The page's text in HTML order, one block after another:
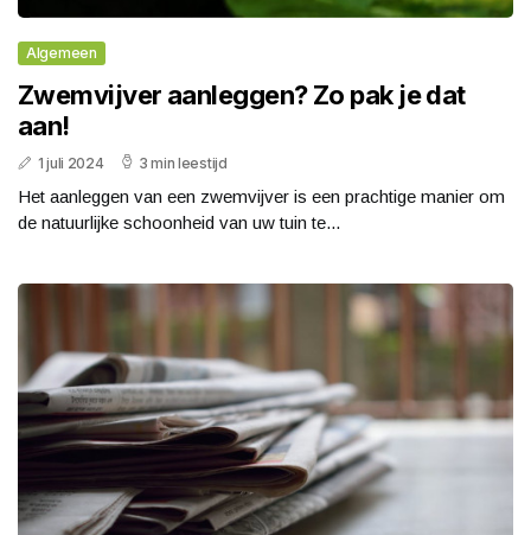
Algemeen
Zwemvijver aanleggen? Zo pak je dat
aan!
1 juli 2024 3 min leestijd
Het aanleggen van een zwemvijver is een prachtige manier om
de natuurlijke schoonheid van uw tuin te...